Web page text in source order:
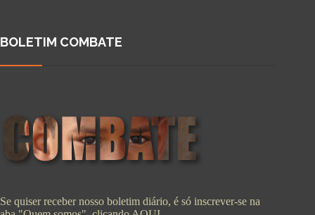
BOLETIM COMBATE
Se quiser receber nosso boletim diário, é só inscrever-se na